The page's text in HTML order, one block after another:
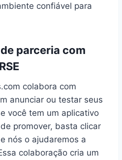
confiável para
parceria com
colabora com
anunciar ou testar seus
você tem um aplicativo
promover, basta clicar
nós o ajudaremos a
colaboração cria um